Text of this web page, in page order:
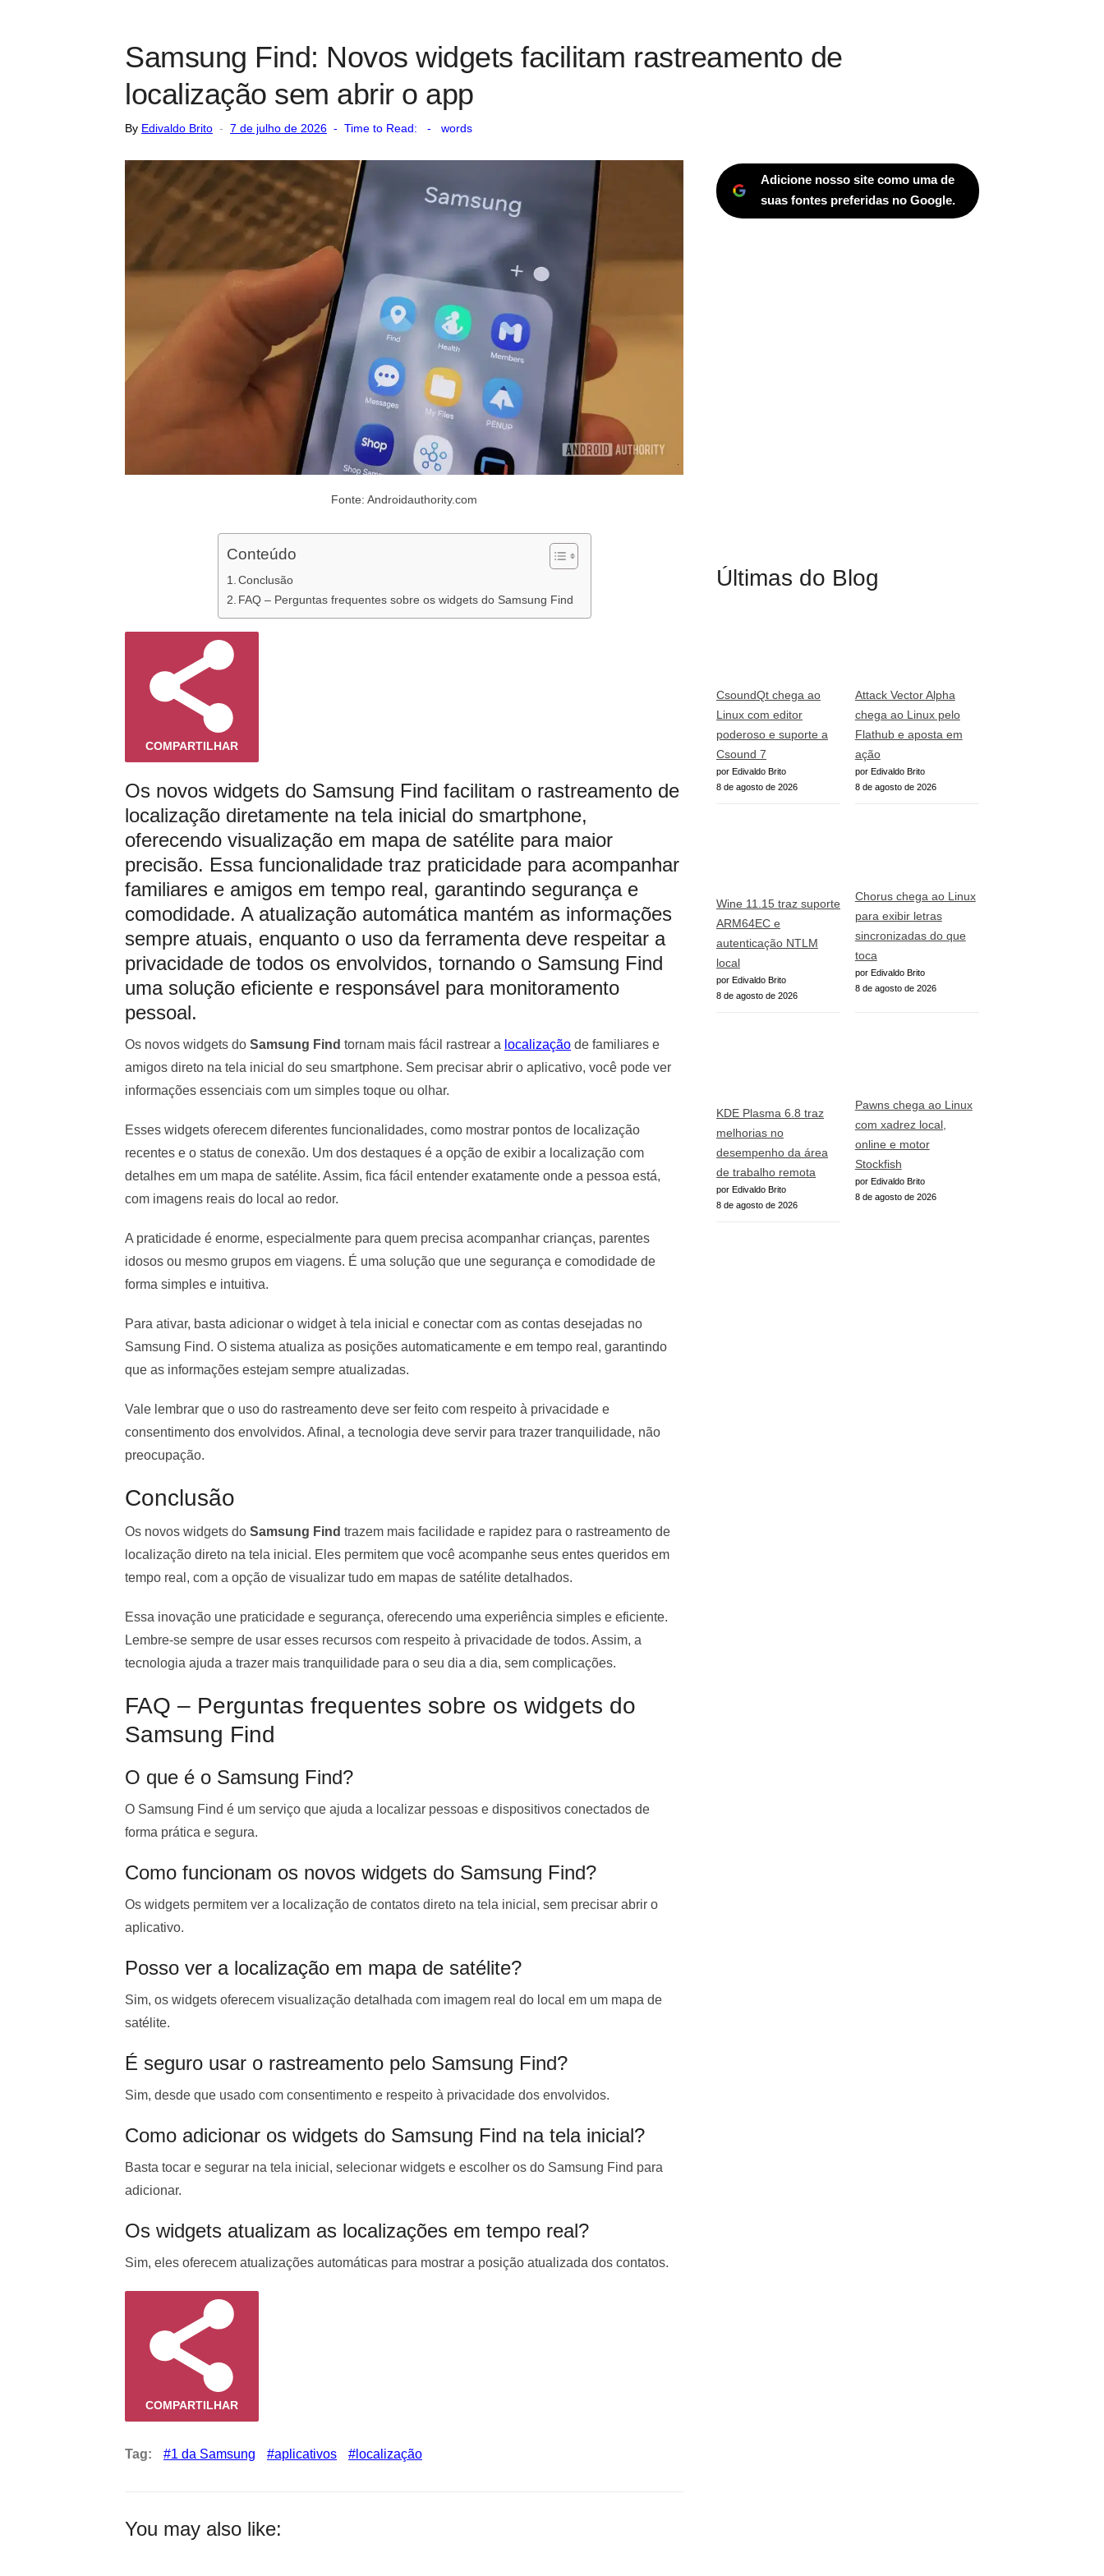
Samsung Find: Novos widgets facilitam rastreamento de
localização sem abrir o app
By Edivaldo Brito
Posted
7 de julho de 2026 Time to Read: - words
Fonte: Androidauthority.com
Conteúdo
Conclusão
FAQ – Perguntas frequentes sobre os widgets do Samsung Find
COMPARTILHAR
Os novos widgets do Samsung Find facilitam o rastreamento de
localização diretamente na tela inicial do smartphone,
oferecendo visualização em mapa de satélite para maior
precisão. Essa funcionalidade traz praticidade para acompanhar
familiares e amigos em tempo real, garantindo segurança e
comodidade. A atualização automática mantém as informações
sempre atuais, enquanto o uso da ferramenta deve respeitar a
privacidade de todos os envolvidos, tornando o Samsung Find
uma solução eficiente e responsável para monitoramento
pessoal.
Os novos widgets do Samsung Find tornam mais fácil rastrear a localização de familiares e
amigos direto na tela inicial do seu smartphone. Sem precisar abrir o aplicativo, você pode ver
informações essenciais com um simples toque ou olhar.
Esses widgets oferecem diferentes funcionalidades, como mostrar pontos de localização
recentes e o status de conexão. Um dos destaques é a opção de exibir a localização com
detalhes em um mapa de satélite. Assim, fica fácil entender exatamente onde a pessoa está,
com imagens reais do local ao redor.
A praticidade é enorme, especialmente para quem precisa acompanhar crianças, parentes
idosos ou mesmo grupos em viagens. É uma solução que une segurança e comodidade de
forma simples e intuitiva.
Para ativar, basta adicionar o widget à tela inicial e conectar com as contas desejadas no
Samsung Find. O sistema atualiza as posições automaticamente e em tempo real, garantindo
que as informações estejam sempre atualizadas.
Vale lembrar que o uso do rastreamento deve ser feito com respeito à privacidade e
consentimento dos envolvidos. Afinal, a tecnologia deve servir para trazer tranquilidade, não
preocupação.
Conclusão
Os novos widgets do Samsung Find trazem mais facilidade e rapidez para o rastreamento de
localização direto na tela inicial. Eles permitem que você acompanhe seus entes queridos em
tempo real, com a opção de visualizar tudo em mapas de satélite detalhados.
Essa inovação une praticidade e segurança, oferecendo uma experiência simples e eficiente.
Lembre-se sempre de usar esses recursos com respeito à privacidade de todos. Assim, a
tecnologia ajuda a trazer mais tranquilidade para o seu dia a dia, sem complicações.
FAQ – Perguntas frequentes sobre os widgets do
Samsung Find
O que é o Samsung Find?
O Samsung Find é um serviço que ajuda a localizar pessoas e dispositivos conectados de
forma prática e segura.
Como funcionam os novos widgets do Samsung Find?
Os widgets permitem ver a localização de contatos direto na tela inicial, sem precisar abrir o
aplicativo.
Posso ver a localização em mapa de satélite?
Sim, os widgets oferecem visualização detalhada com imagem real do local em um mapa de
satélite.
É seguro usar o rastreamento pelo Samsung Find?
Sim, desde que usado com consentimento e respeito à privacidade dos envolvidos.
Como adicionar os widgets do Samsung Find na tela inicial?
Basta tocar e segurar na tela inicial, selecionar widgets e escolher os do Samsung Find para
adicionar.
Os widgets atualizam as localizações em tempo real?
Sim, eles oferecem atualizações automáticas para mostrar a posição atualizada dos contatos.
COMPARTILHAR
Tag: 1 da Samsung aplicativos localização
You may also like:
Adicione nosso site como uma de
suas fontes preferidas no Google.
Últimas do Blog
CsoundQt chega ao
Linux com editor
poderoso e suporte a
Csound 7
por Edivaldo Brito
8 de agosto de 2026
Attack Vector Alpha
chega ao Linux pelo
Flathub e aposta em
ação
por Edivaldo Brito
8 de agosto de 2026
Wine 11.15 traz suporte
ARM64EC e
autenticação NTLM
local
por Edivaldo Brito
8 de agosto de 2026
Chorus chega ao Linux
para exibir letras
sincronizadas do que
toca
por Edivaldo Brito
8 de agosto de 2026
KDE Plasma 6.8 traz
melhorias no
desempenho da área
de trabalho remota
por Edivaldo Brito
8 de agosto de 2026
Pawns chega ao Linux
com xadrez local,
online e motor
Stockfish
por Edivaldo Brito
8 de agosto de 2026